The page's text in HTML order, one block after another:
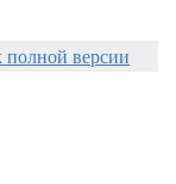
полной версии